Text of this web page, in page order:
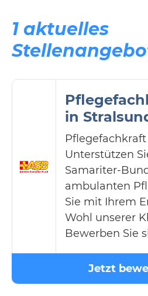
1 aktuelles
in
Unterstützen
Samariter-
ambulanten
Sie mit Ihrem
Wohl unserer
Bewerben Sie
Jetzt